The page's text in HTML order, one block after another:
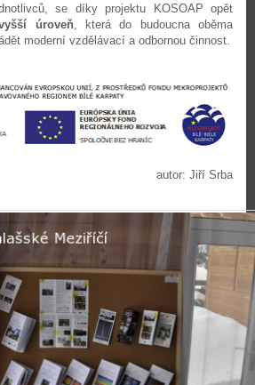
se díky projektu KOSOAP opět
úroveň, která do budoucna oběma
moderní vzdělávací a odbornou činnost.
autor: Jiří Srba